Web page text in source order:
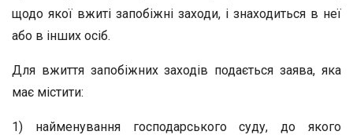
щодо якої вжиті запобіжні заходи, і знаходиться в неї
або в інших осіб.
Для вжиття запобіжних заходів подається заява, яка
має містити:
1) найменування господарського суду, до якого